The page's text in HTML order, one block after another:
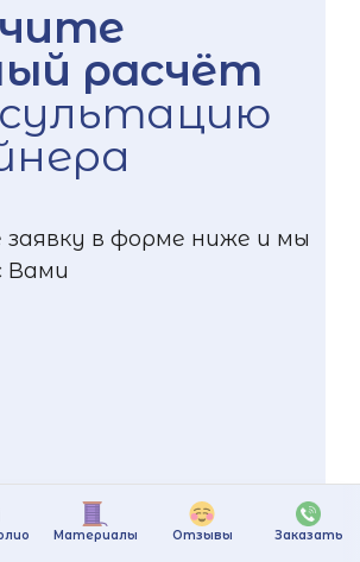
Материалы Отзывы Заказать
расчёт
в форме ниже и мы
Вами